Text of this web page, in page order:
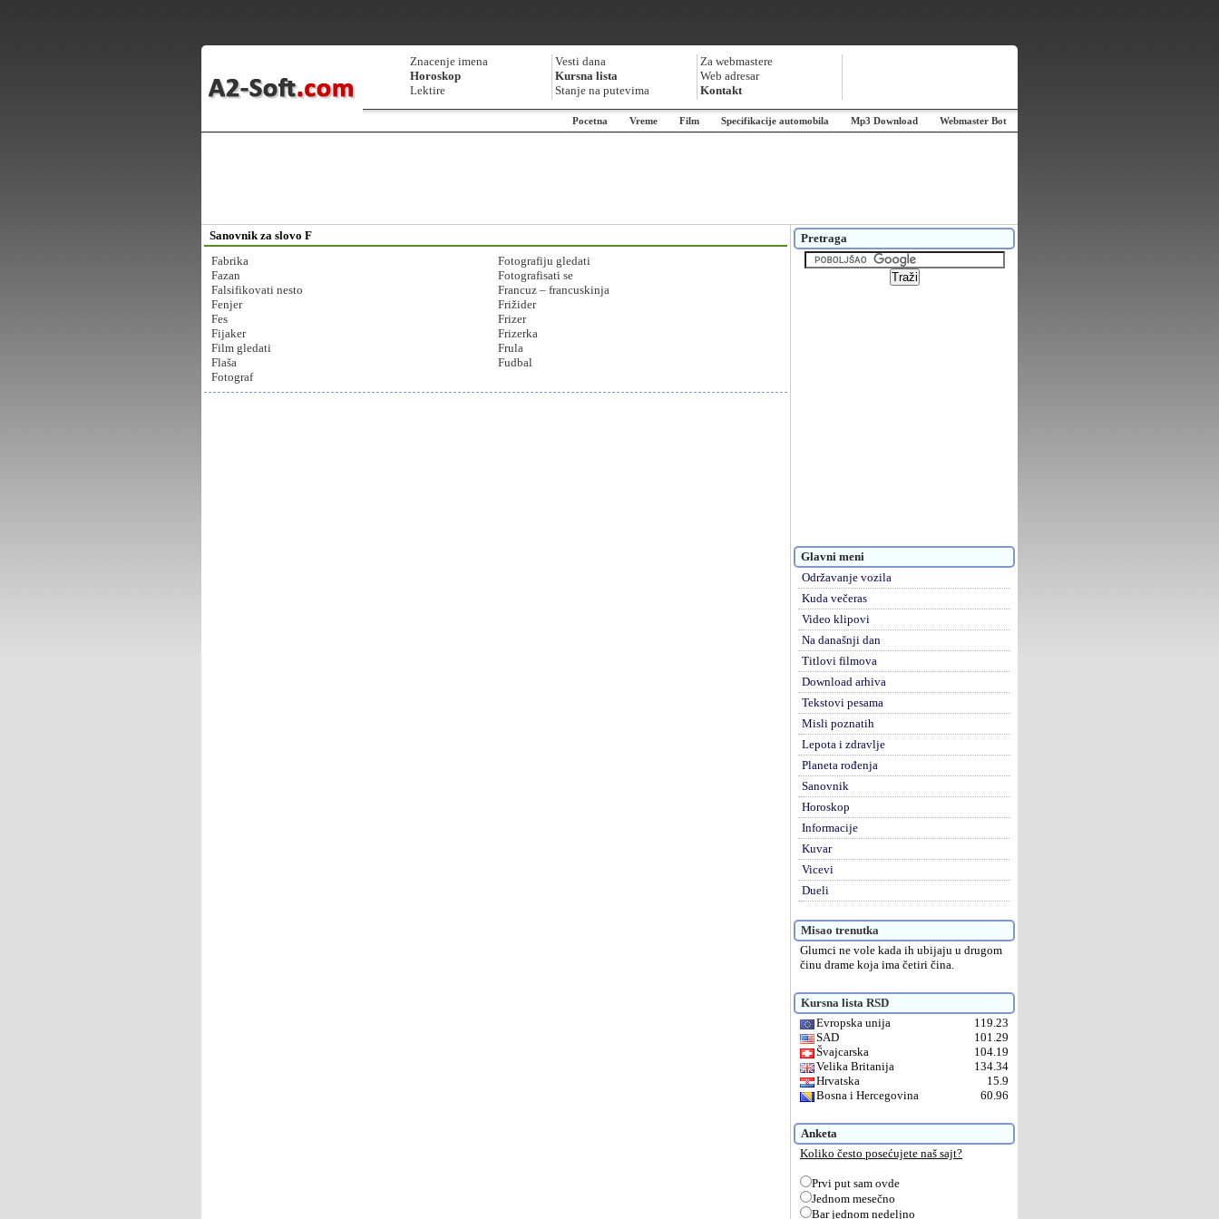
Znacenje imena
Horoskop
Lektire
Vesti dana
Kursna lista
Stanje na putevima
Za webmastere
Web adresar
Kontakt
Pocetna Vreme Film Specifikacije automobila Mp3 Download Webmaster Bot
Sanovnik za slovo F
Fabrika
Fazan
Falsifikovati nesto
Fenjer
Fes
Fijaker
Film gledati
Flaša
Fotograf
Fotografiju gledati
Fotografisati se
Francuz – francuskinja
Frižider
Frizer
Frizerka
Frula
Fudbal
Pretraga
Glavni meni
Održavanje vozila
Kuda večeras
Video klipovi
Na današnji dan
Titlovi filmova
Download arhiva
Tekstovi pesama
Misli poznatih
Lepota i zdravlje
Planeta rođenja
Sanovnik
Horoskop
Informacije
Kuvar
Vicevi
Dueli
Misao trenutka
Glumci ne vole kada ih ubijaju u drugom
činu drame koja ima četiri čina.
Kursna lista RSD
Evropska unija
119.23
SAD
101.29
Švajcarska
104.19
Velika Britanija
134.34
Hrvatska
15.9
Bosna i Hercegovina
60.96
Anketa
Koliko često posećujete naš sajt?
Prvi put sam ovde
Jednom mesečno
Bar jednom nedeljno